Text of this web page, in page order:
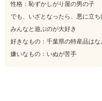
性格：恥ずかしがり屋の男の子
でも、いざとなったら、悪に立
みんなと遊ぶのが大好き
好きなもの：千葉県の特産品は
嫌いなもの：いぬが苦手